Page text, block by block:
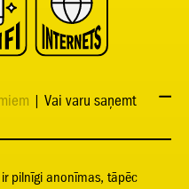
| Vai varu saņemt
ir pilnīgi anonīmas, tāpēc